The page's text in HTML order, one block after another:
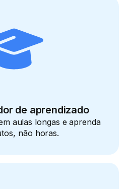
de aprendizado
aulas longas e aprenda
não horas.